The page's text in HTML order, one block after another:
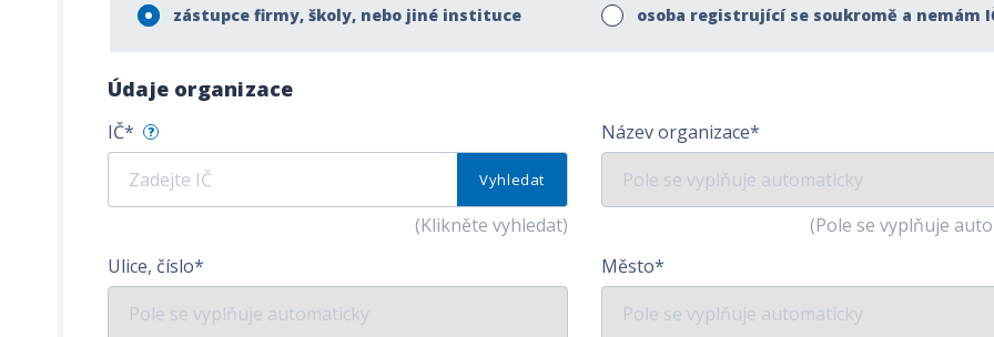
zástupce firmy, školy, nebo jiné instituce osoba registrující se soukromě a nemám
Údaje organizace
IČ* ?
Vyhledat
(Klikněte vyhledat)
Název organizace*
(Pole se vyplňuje
Ulice, číslo*
Město*